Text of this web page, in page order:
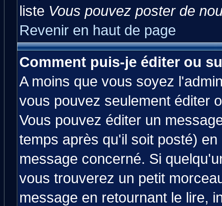
liste Vous pouvez poster de
Revenir en haut de page
Comment puis-je éditer ou
A moins que vous soyez
vous pouvez seulement éditer
Vous pouvez éditer un
temps après qu'il soit posté)
message concerné. Si
vous trouverez un petit
message en retournant le lire,